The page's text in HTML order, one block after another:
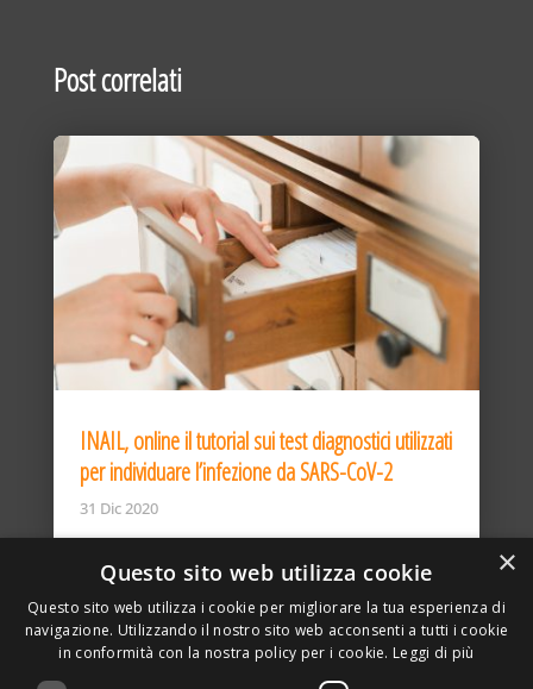
Post correlati
INAIL, online il tutorial sui test diagnostici utilizzati
per individuare l’infezione da SARS-CoV-2
31 Dic 2020
×
Questo sito web utilizza cookie
Questo sito web utilizza i cookie per migliorare la tua esperienza di
navigazione. Utilizzando il nostro sito web acconsenti a tutti i cookie
in conformità con la nostra policy per i cookie. Leggi di più